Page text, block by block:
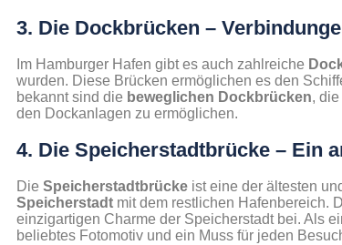
3. Die Dockbrücken –
Im Hamburger Hafen gibt es auch zahlreiche
wurden. Diese Brücken ermöglichen es den
bekannt sind die beweglichen Dockbrücken,
den Dockanlagen zu ermöglichen.
4. Die Speicherstadtbrücke – Ein
Die Speicherstadtbrücke ist eine der ältesten
Speicherstadt mit dem restlichen Hafenbereich.
einzigartigen Charme der Speicherstadt bei. Als
beliebtes Fotomotiv und ein Muss für jeden